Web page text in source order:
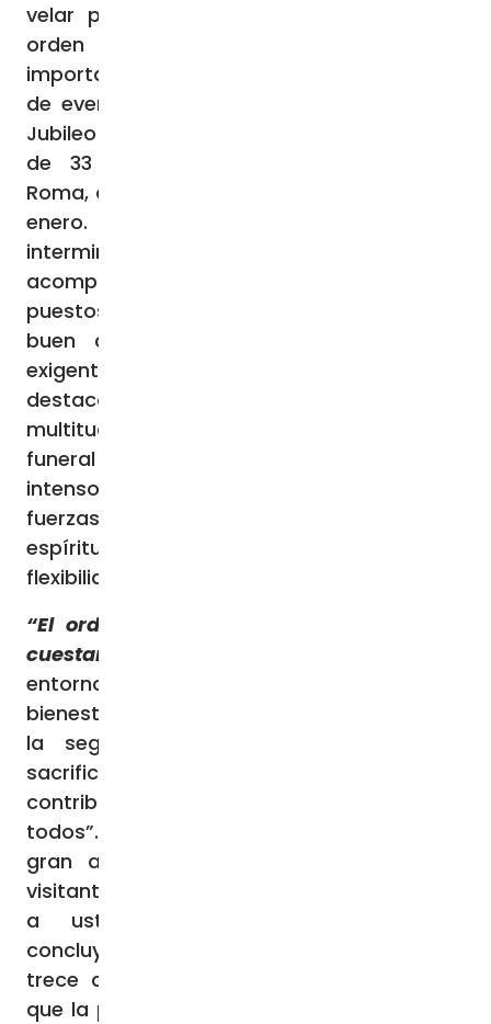
velar por la seguridad del Pontífice y el
orden público, León XIV destacó la
importancia de su trabajo en el desarrollo
de eventos de gran envergadura, como el
Jubileo de la Esperanza, durante el que más
de 33 millones de peregrinos visitaron
Roma, que el Papa clausuró el pasado 6 de
enero. “Han debido gestionar filas
interminables y multitudes numerosas,
acompañar desplazamientos y mantener
puestos de control, soportando tanto el
buen como el mal tiempo y horarios
exigentes”, les dijo el Pontífice, que también
destacó su desempeño en otros actos
multitudinarios como el cónclave o el
funeral del Papa Francisco. “En esos días
intensos, que pusieron a prueba incluso sus
fuerzas, supieron mantener el orden con
espíritu de sacrificio, profesionalidad,
flexibilidad y discreción”, afirmó.
“El orden y la seguridad son dones que
cuestan sacrificio»
entorno seguro contribuye directamente al
bienestar espiritual de los fieles: “El orden y
la seguridad son dones que cuestan
sacrificio a quienes los garantizan, pero que
contribuyen notablemente al bien de
todos”. “De hecho, un entorno seguro es de
gran ayuda para la oración, y muchos
visitantes pudieron experimentarlo gracias
a ustedes”, dijo. El Santo Padre
concluyó
trece años atrás manifestó su deseo de
que la presencia policial sea “una garantía